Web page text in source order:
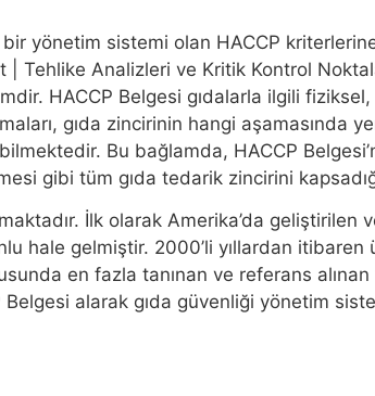
bir yönetim sistemi olan HACCP
Tehlike Analizleri ve Kritik Kontrol
HACCP Belgesi gıdalarla ilgili
gıda zincirinin hangi aşamasında
Bu bağlamda, HACCP
gibi tüm gıda tedarik zincirini
İlk olarak Amerika’da
hale gelmiştir. 2000’li yıllardan
en fazla tanınan ve referans
alarak gıda güvenliği yönetim